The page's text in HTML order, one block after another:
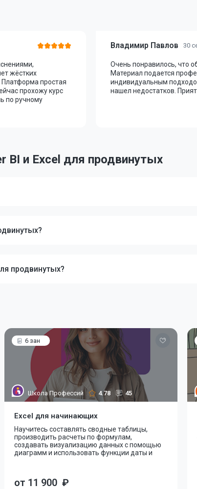
жёстких
простая
прохожу курс
по ручному
Владимир Павлов 30
Очень понравилось, что
Материал подается
индивидуальным
нашел недостатков.
BI и Excel для продвинутых
продвинутых?
6 зан
Школа Профессий 4.78 45
Excel для начинающих
Научитесь составлять сводные таблицы,
производить расчеты по формулам,
создавать визуализацию данных с помощью
диаграмм и использовать функции даты и
от 11 900 ₽